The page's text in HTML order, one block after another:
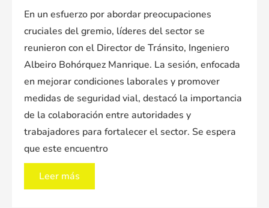
En un esfuerzo por abordar preocupaciones
cruciales del gremio, líderes del sector se
reunieron con el Director de Tránsito, Ingeniero
Albeiro Bohórquez Manrique. La sesión, enfocada
en mejorar condiciones laborales y promover
medidas de seguridad vial, destacó la importancia
de la colaboración entre autoridades y
trabajadores para fortalecer el sector. Se espera
que este encuentro
Reunión
en
Leer más